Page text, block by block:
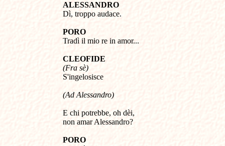
ALESSANDRO
Dì, troppo audace.
PORO
Tradì il mio re in amor...
CLEOFIDE
(Fra sè)
S'ingelosisce
(Ad Alessandro)
E chi potrebbe, oh dèi,
non amar Alessandro?
PORO